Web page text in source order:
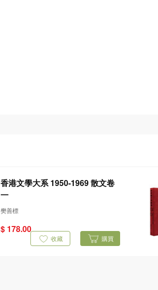
香港文學大系 1950-1969 散文卷
一
樊善標
$ 178.00
收藏 購買